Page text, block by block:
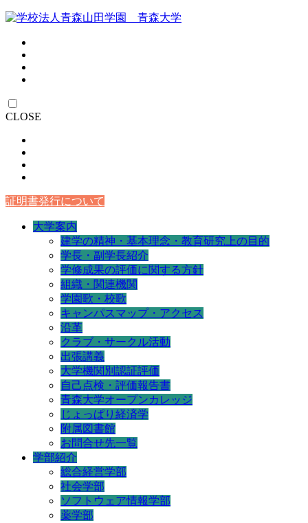
CLOSE
証明書発行について
大学案内
建学の精神・基本理念・教育研究上の目的
学長・副学長紹介
学修成果の評価に関する方針
組織・関連機関
学園歌・校歌
キャンパスマップ・アクセス
沿革
クラブ・サークル活動
出張講義
大学機関別認証評価
自己点検・評価報告書
青森大学オープンカレッジ
じょっぱり経済学
附属図書館
お問合せ先一覧
学部紹介
総合経営学部
社会学部
ソフトウェア情報学部
薬学部